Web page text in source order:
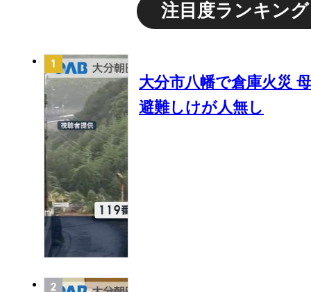
注目度ランキング
大分市八幡で倉庫火災
避難しけが人無し